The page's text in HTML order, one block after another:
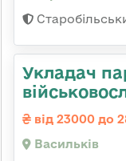
Укладач
від 23000 до
Васильків